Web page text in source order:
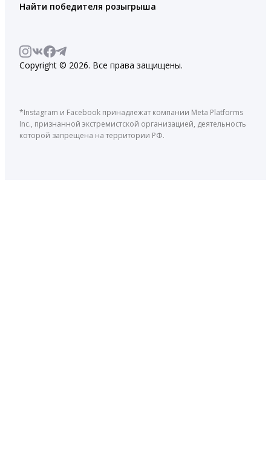
Найти победителя розыгрыша
Copyright © 2026. Все права защищены.
*Instagram и Facebook принадлежат компании Meta Platforms
Inc., признанной экстремистской организацией, деятельность
которой запрещена на территории РФ.